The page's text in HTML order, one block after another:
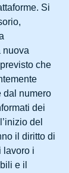
Si
nuova
che
dal numero
dei
del
il diritto di
lavoro i
e il